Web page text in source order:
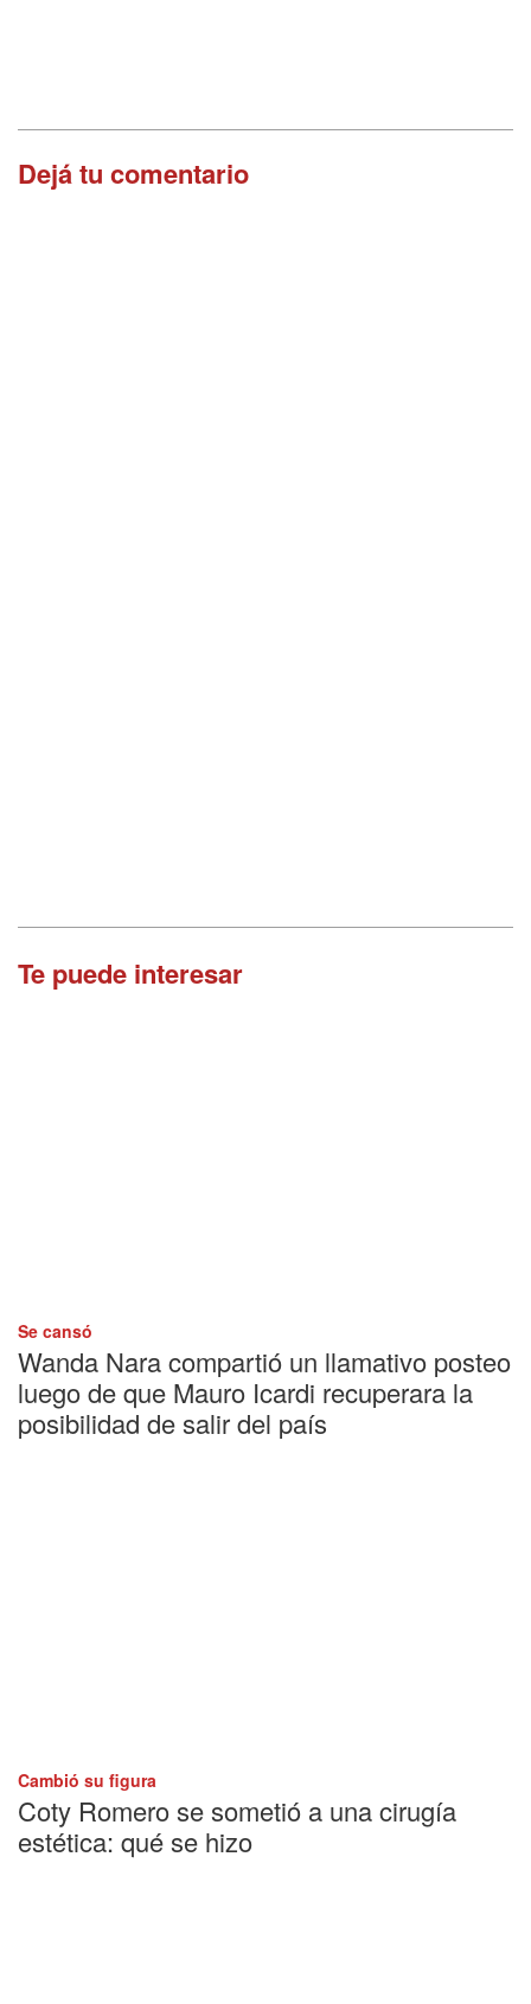
Dejá tu comentario
Te puede interesar
Se cansó
Wanda Nara compartió un llamativo posteo
luego de que Mauro Icardi recuperara la
posibilidad de salir del país
Cambió su figura
Coty Romero se sometió a una cirugía
estética: qué se hizo